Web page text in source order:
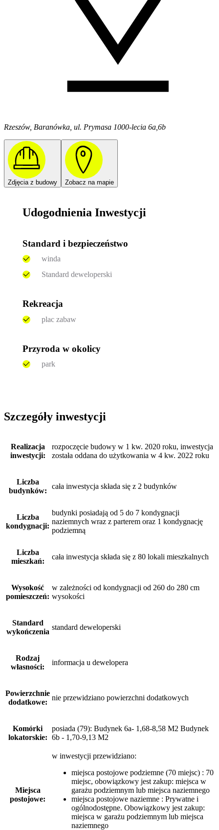
Rzeszów, Baranówka, ul. Prymasa 1000-lecia 6a,6b
Zdjęcia z budowy Zobacz na mapie
Udogodnienia Inwestycji
Standard i bezpieczeństwo
winda
Standard deweloperski
Rekreacja
plac zabaw
Przyroda w okolicy
park
Szczegóły inwestycji
Realizacja
inwestycji:
rozpoczęcie budowy w 1 kw. 2020 roku, inwestycja
została oddana do użytkowania w 4 kw. 2022 roku
Liczba
budynków:
cała inwestycja składa się z 2 budynków
Liczba
kondygnacji:
budynki posiadają od 5 do 7 kondygnacji
naziemnych wraz z parterem oraz 1 kondygnację
podziemną
Liczba
mieszkań:
cała inwestycja składa się z 80 lokali mieszkalnych
Wysokość
pomieszczeń:
w zależności od kondygnacji od 260 do 280 cm
wysokości
Standard
wykończenia
standard deweloperski
Rodzaj
własności:
informacja u dewelopera
Powierzchnie
dodatkowe:
nie przewidziano powierzchni dodatkowych
Komórki
lokatorskie:
posiada (79): Budynek 6a- 1,68-8,58 M2 Budynek
6b - 1,70-9,13 M2
Miejsca
postojowe:
w inwestycji przewidziano:
miejsca postojowe podziemne (70 miejsc) : 70
miejsc, obowiązkowy jest zakup: miejsca w
garażu podziemnym lub miejsca naziemnego
miejsca postojowe naziemne : Prywatne i
ogólnodostępne. Obowiązkowy jest zakup:
miejsca w garażu podziemnym lub miejsca
naziemnego